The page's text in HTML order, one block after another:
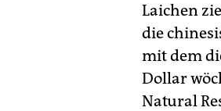
Laichen
die
mit dem
Dollar
Natural